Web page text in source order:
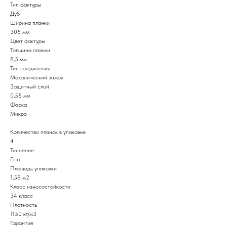
Тип фактуры
Дуб
Ширина планки
305 мм
Цвет фактуры
Толщина планки
8,5 мм
Тип соединения
Механический замок
Защитный слой
0,55 мм
Фаска
Микро
Количество планок в упаковке
4
Тиснение
Есть
Площадь упаковки
1,58 м2
Класс износостойкости
34 класс
Плотность
1150 кг/м3
Гарантия